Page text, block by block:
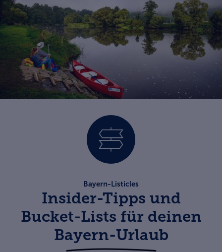
Bayern-Listicles
Insider-Tipps und
Bucket-Lists für deinen
Bayern-Urlaub